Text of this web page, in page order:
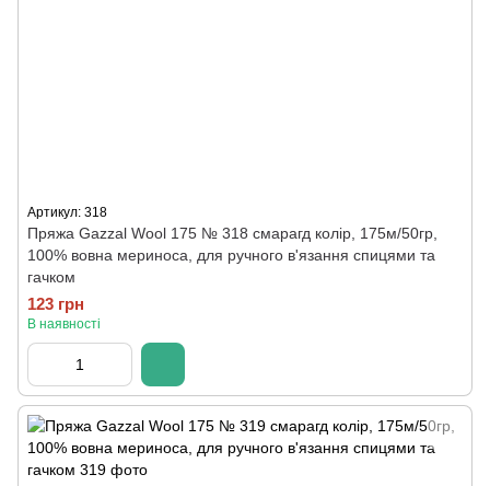
Артикул: 318
Пряжа Gazzal Wool 175 № 318 смарагд колір, 175м/50гр,
100% вовна мериноса, для ручного в'язання спицями та
гачком
123 грн
В наявності